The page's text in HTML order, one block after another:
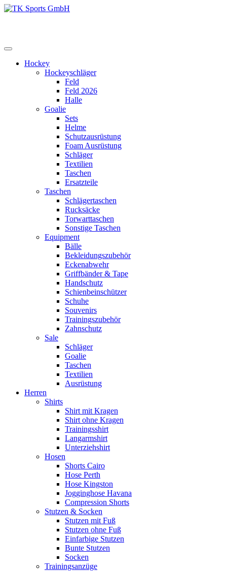
Zum
Hockey
Hockeyschläger
Feld
Feld 2026
Halle
Goalie
Sets
Helme
Schutzausrüstung
Foam Ausrüstung
Schläger
Textilien
Taschen
Ersatzteile
Taschen
Schlägertaschen
Rucksäcke
Torwarttaschen
Sonstige Taschen
Equipment
Bälle
Bekleidungszubehör
Eckenabwehr
Griffbänder & Tape
Handschutz
Schienbeinschützer
Schuhe
Souvenirs
Trainingszubehör
Zahnschutz
Sale
Schläger
Goalie
Taschen
Textilien
Ausrüstung
Herren
Shirts
Shirt mit Kragen
Shirt ohne Kragen
Trainingsshirt
Langarmshirt
Unterziehshirt
Hosen
Shorts Cairo
Hose Perth
Hose Kingston
Jogginghose Havana
Compression Shorts
Stutzen & Socken
Stutzen mit Fuß
Stutzen ohne Fuß
Einfarbige Stutzen
Bunte Stutzen
Socken
Trainingsanzüge